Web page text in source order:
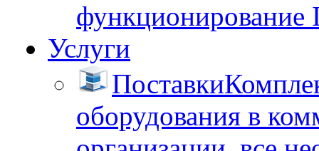
функционирование
Услуги
Поставки
оборудования в